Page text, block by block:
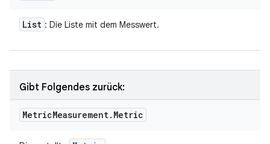
List : Die Liste mit dem Messwert.
Gibt Folgendes zurück:
MetricMeasurement. Metric